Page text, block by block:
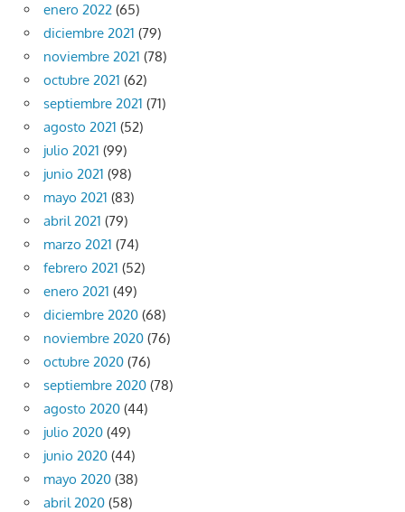
enero 2022 (65)
diciembre 2021 (79)
noviembre 2021 (78)
octubre 2021 (62)
septiembre 2021 (71)
agosto 2021 (52)
julio 2021 (99)
junio 2021 (98)
mayo 2021 (83)
abril 2021 (79)
marzo 2021 (74)
febrero 2021 (52)
enero 2021 (49)
diciembre 2020 (68)
noviembre 2020 (76)
octubre 2020 (76)
septiembre 2020 (78)
agosto 2020 (44)
julio 2020 (49)
junio 2020 (44)
mayo 2020 (38)
abril 2020 (58)